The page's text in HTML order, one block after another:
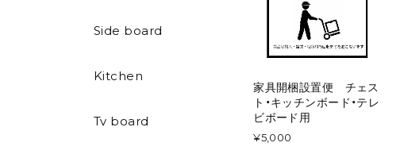
Side board
Kitchen
Tv board
家具開梱設置便 チェス
ト・キッチンボード・テレ
ビボード用
¥5,000